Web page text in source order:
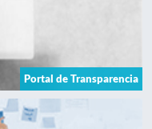
Portal de Transparencia